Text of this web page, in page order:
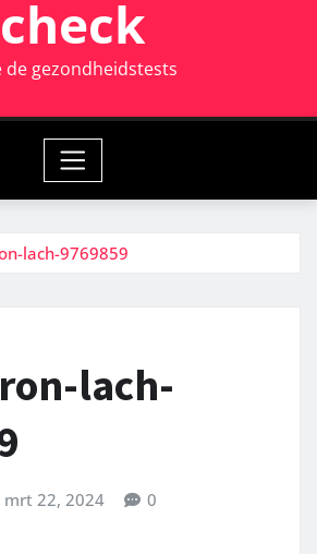
check
de gezondheidstests
lach-9769859
lach-
mrt 22, 2024 0